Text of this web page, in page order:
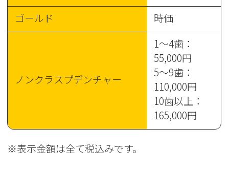
ゴールド
時価
ノンクラスプデンチャー
1～4歯：
55,000円
5～9歯：
110,000円
10歯以上：
165,000円
※表示金額は全て税込みです。